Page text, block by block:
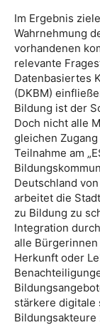
Im Ergebnis
Wahrnehmung
vorhandenen
relevante
Datenbasiertes
(DKBM)
Bildung ist der
Doch nicht alle
gleichen
Teilnahme am
Deutschland
arbeitet die
zu Bildung zu
Integration
alle
Herkunft oder
stärkere digitale
Bildungsakteure